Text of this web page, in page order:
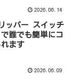
2026.06.14
ッパー スイッチ
誰でも簡単にコ
ます
2026.06.09